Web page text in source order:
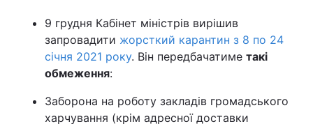
9 грудня Кабінет міністрів вирішив
запровадити жорсткий карантин з 8 по 24
січня 2021 року. Він передбачатиме такі
обмеження:
Заборона на роботу закладів громадського
харчування (крім адресної доставки